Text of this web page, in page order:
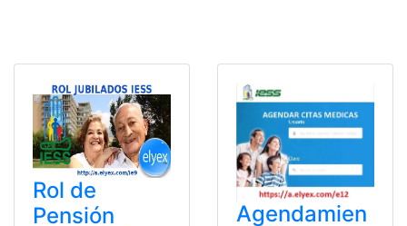
Rol de
Pensión
Agendamien